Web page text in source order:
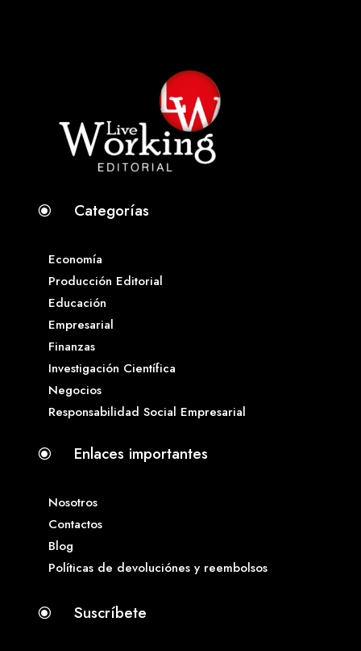
\ Categorías
Economía
Producción Editorial
Educación
Empresarial
Finanzas
Investigación Científica
Negocios
Responsabilidad Social Empresarial
\ Enlaces importantes
Nosotros
Contactos
Blog
Políticas de devoluciónes y reembolsos
\ Suscríbete